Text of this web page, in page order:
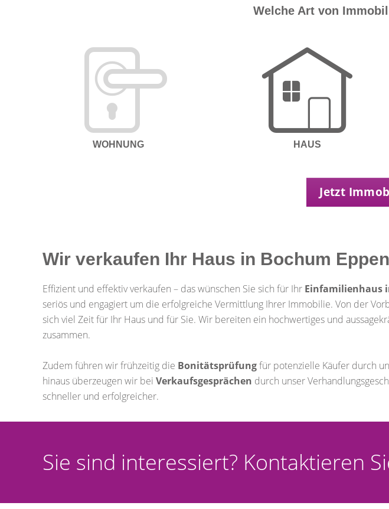
Welche Art von
WOHNUNG HAUS
Jetzt
Wir verkaufen Ihr Haus in Bochum
Effizient und effektiv verkaufen – das wünschen Sie sich für Ihr Einfamilienhaus
seriös und engagiert um die erfolgreiche Vermittlung Ihrer Immobilie. Von der
sich viel Zeit für Ihr Haus und für Sie. Wir bereiten ein hochwertiges und
zusammen.
Zudem führen wir frühzeitig die Bonitätsprüfungfür potenzielle Käufer durch
hinaus überzeugen wir bei Verkaufsgesprächen durch unser
schneller und erfolgreicher.
Sie sind interessiert? Kontaktieren